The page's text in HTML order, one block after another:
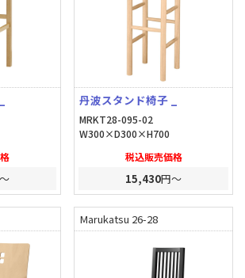
丹波スタンド椅子 _
MRKT28-095-02
W300×D300×H700
税込販売価格
15,430円～
Marukatsu 26-28